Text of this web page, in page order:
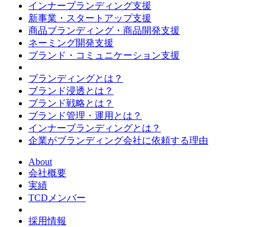
インナーブランディング支援
新事業・スタートアップ支援
商品ブランディング・商品開発支援
ネーミング開発支援
ブランド・コミュニケーション支援
ブランディングとは？
ブランド浸透とは？
ブランド戦略とは？
ブランド管理・運用とは？
インナーブランディングとは？
企業がブランディング会社に依頼する理由
About
会社概要
実績
TCDメンバー
採用情報